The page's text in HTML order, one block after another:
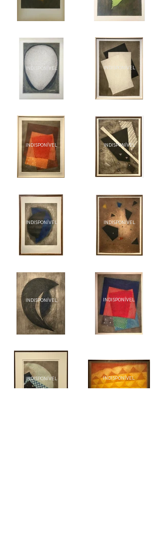
INDISPONÍVEL INDISPONÍVEL
INDISPONÍVEL INDISPONÍVEL
INDISPONÍVEL INDISPONÍVEL
INDISPONÍVEL INDISPONÍVEL
INDISPONÍVEL INDISPONÍVEL